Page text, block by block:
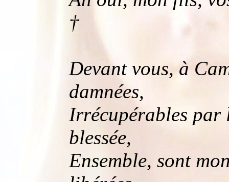
†
Devant vous, à
damnées,
Irrécupérables par
blessée,
Ensemble, sont